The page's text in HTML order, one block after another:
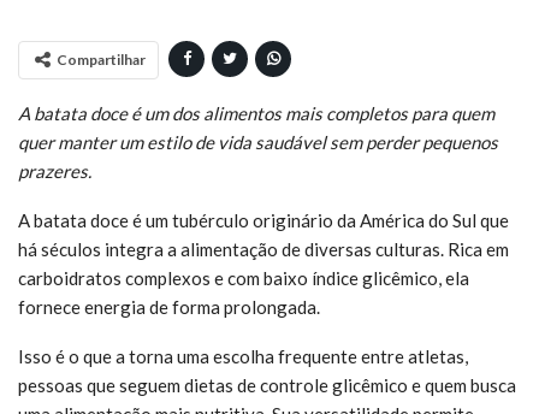
Compartilhar
A batata doce é um dos alimentos mais completos para quem
quer manter um estilo de vida saudável sem perder pequenos
prazeres.
A batata doce é um tubérculo originário da América do Sul que
há séculos integra a alimentação de diversas culturas. Rica em
carboidratos complexos e com baixo índice glicêmico, ela
fornece energia de forma prolongada.
Isso é o que a torna uma escolha frequente entre atletas,
pessoas que seguem dietas de controle glicêmico e quem busca